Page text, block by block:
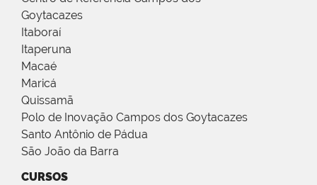
Goytacazes
Itaboraí
Itaperuna
Macaé
Maricá
Quissamã
Polo de Inovação Campos dos Goytacazes
Santo Antônio de Pádua
São João da Barra
CURSOS